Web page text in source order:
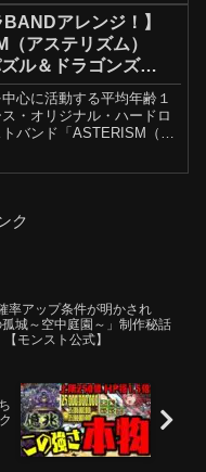
他ゲー実況や実写動画投
限定で行う...
BANDアレンジ！】
アステリズム）
ル＆ドラゴンズ
心に活動する平均年齢１
・オリジナル・ハードロ
バンド「ASTERISM（ア
ク
率アップ条件が明かされ
城～空中庭園～」制作秘話
モンスト公式】